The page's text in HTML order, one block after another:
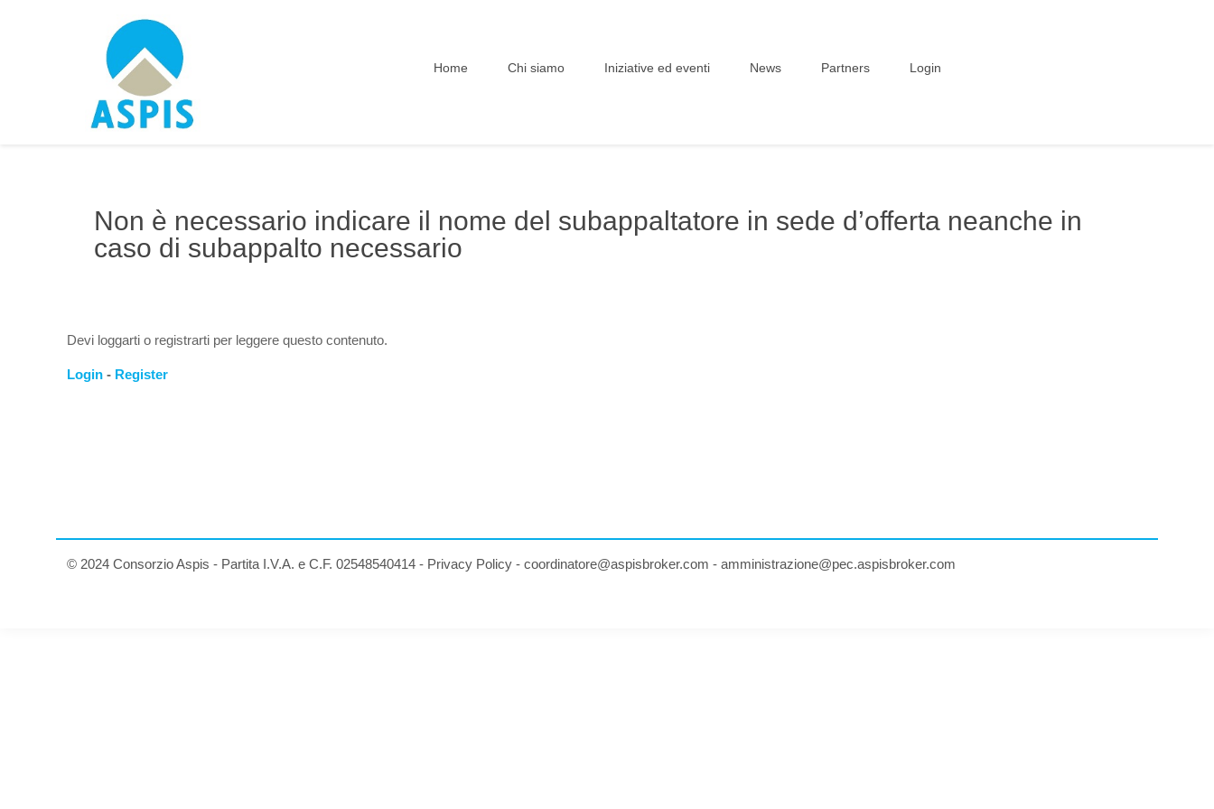
Home Chi siamo Iniziative ed eventi News Partners Login
Non è necessario indicare il nome del subappaltatore in sede d’offerta neanche in
caso di subappalto necessario
Devi loggarti o registrarti per leggere questo contenuto.
Login - Register
© 2024 Consorzio Aspis - Partita I.V.A. e C.F. 02548540414 - Privacy Policy -coordinatore@aspisbroker.com -amministrazione@pec.aspisbroker.com